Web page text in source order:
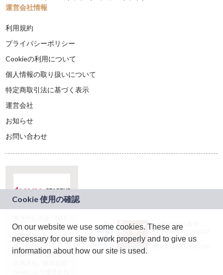
運営会社情報
利用規約
プライバシーポリシー
Cookieの利用について
個人情報の取り扱いについて
特定商取引法に基づく表示
運営会社
お知らせ
お問い合わせ
ドコモグループの新
規事業創出プログラ
ム「docomo
STARTUP」を通じて
JASRAC許諾番号：
9024936001Y45037
JASRAC許諾番号：
On our website we use some cookies. These are
necessary for our site to work properly and to give us
information about how our site is used.